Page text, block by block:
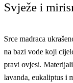
Svježe i
Srce madraca
na bazi vode koji
pravi ovjesi.
lavanda, eukaliptus i